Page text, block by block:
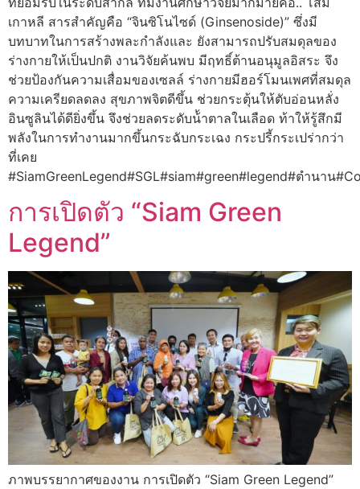
เกาหลี สารสำคัญคือ “จินซิโนไซด์ (Ginsenoside)” ซึ่งมี
บทบาทในการสร้างพละกำลังและ ยังสามารถปรับสมดุลของ
ร่างกายให้เป็นปกติ งานวิจัยค้นพบ มีฤทธิ์ต้านอนุมูลอิสระ จึง
ช่วยป้องกันความเสื่อมของเซลล์ ร่างกายมีฮอร์โมนเพศที่สมดุล
ความเครียดลดลง สุขภาพจิตดีขึ้น ช่วยกระตุ้นให้ตับอ่อนหลั่ง
อินซูลินได้ดียิ่งขึ้น จึงช่วยลดระดับน้้าตาลในเลือด ท้าให้รู้สึกมี
พลังในการทำงานมากขึ้นกระฉับกระเฉง กระปรี้กระเปร่ากว่า
ที่เคย
#SiamGreenLegend#SGL#siam#green#legend#ตำนาน
การเปิดตัว “Siam Green
Legend”
ภาพบรรยากาศของงาน การเปิดตัว “Siam Green Legend”